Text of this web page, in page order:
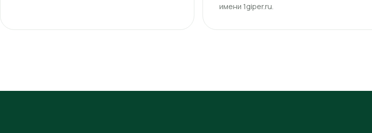
имени 1giper.ru.